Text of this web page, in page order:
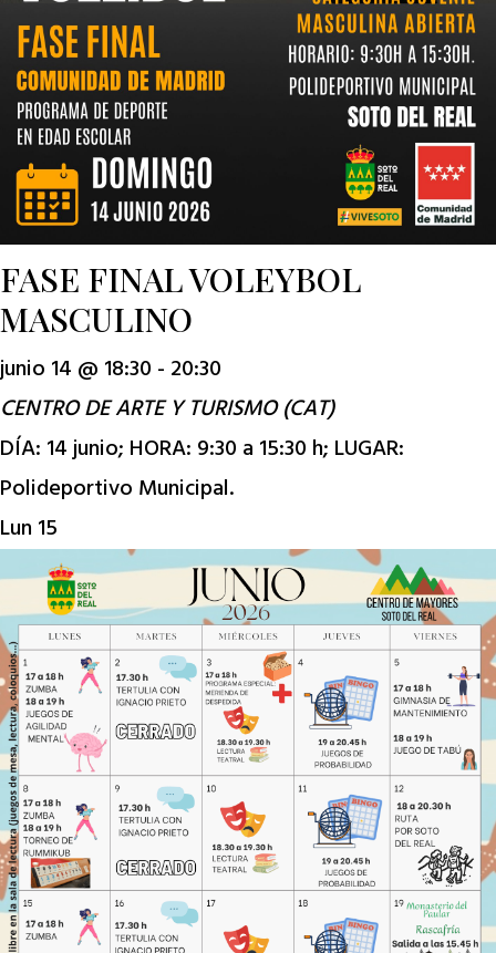
FASE FINAL VOLEYBOL
MASCULINO
junio 14 @ 18:30 - 20:30
CENTRO DE ARTE Y TURISMO (CAT)
DÍA: 14 junio; HORA: 9:30 a 15:30 h; LUGAR:
Polideportivo Municipal.
Lun 15